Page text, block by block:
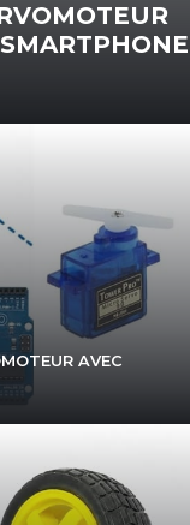
AVEC